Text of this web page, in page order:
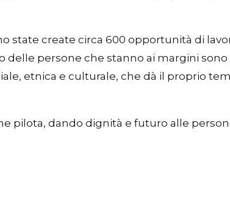
state create circa 600 opportunità di
persone che stanno ai margini
etnica e culturale, che dà il proprio
pilota, dando dignità e futuro alle